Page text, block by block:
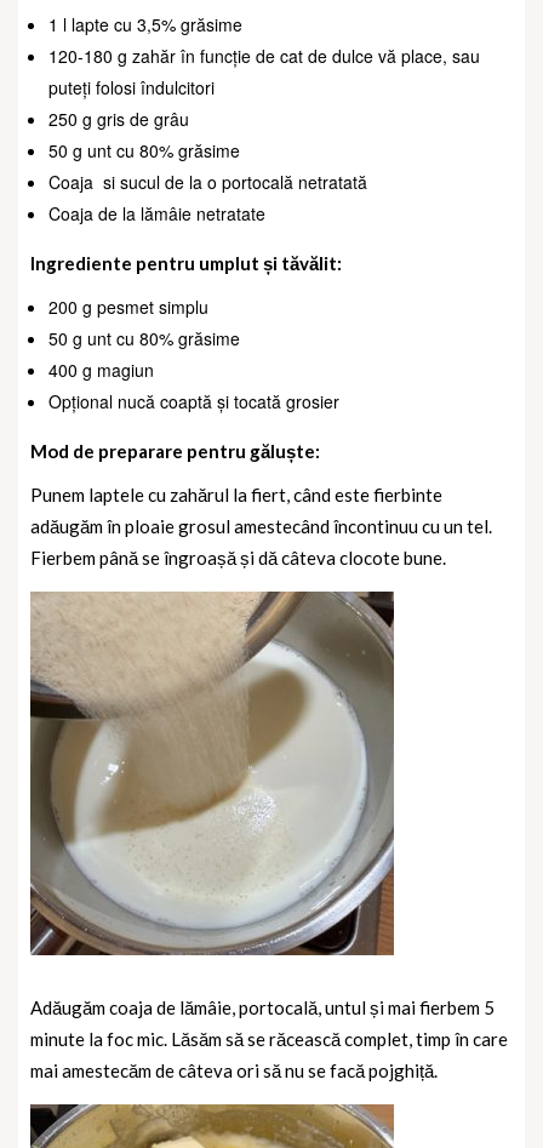
1 l lapte cu 3,5% grăsime
120-180 g zahăr în funcție de cat de dulce vă place, sau
puteți folosi îndulcitori
250 g gris de grâu
50 g unt cu 80% grăsime
Coaja si sucul de la o portocală netratată
Coaja de la lămâie netratate
Ingrediente pentru umplut și tăvălit:
200 g pesmet simplu
50 g unt cu 80% grăsime
400 g magiun
Opțional nucă coaptă și tocată grosier
Mod de preparare pentru găluște:
Punem laptele cu zahărul la fiert, când este fierbinte
adăugăm în ploaie grosul amestecând încontinuu cu un tel.
Fierbem până se îngroașă și dă câteva clocote bune.
Adăugăm coaja de lămâie, portocală, untul și mai fierbem 5
minute la foc mic. Lăsăm să se răcească complet, timp în care
mai amestecăm de câteva ori să nu se facă pojghiță.